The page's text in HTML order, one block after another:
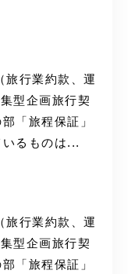
旅行業約款、運
型企画旅行契
「旅程保証」
るものは...
旅行業約款、運
型企画旅行契
「旅程保証」